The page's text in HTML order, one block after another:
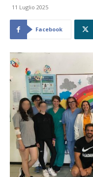
11 Luglio 2025
Facebook